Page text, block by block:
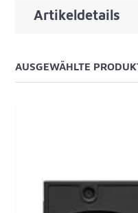
Artikeldetails
AUSGEWÄHLTE